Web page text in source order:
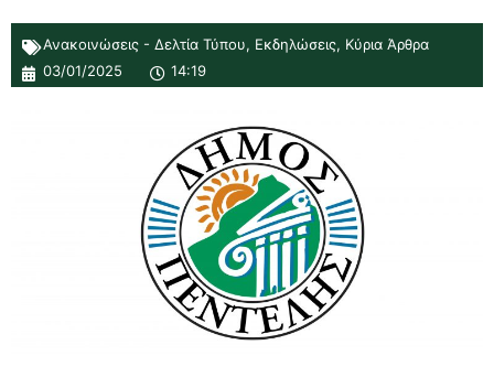
Ανακοινώσεις - Δελτία Τύπου, Εκδηλώσεις, Κύρια Άρθρα
03/01/2025
14:19